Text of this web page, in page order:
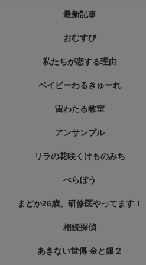
最新記事
おむすび
私たちが恋する理由
ベイビーわるきゅーれ
宙わたる教室
アンサンブル
リラの花咲くけものみち
べらぼう
まどか26歳、研修医やってます！
相続探偵
あきない世傳 金と銀２